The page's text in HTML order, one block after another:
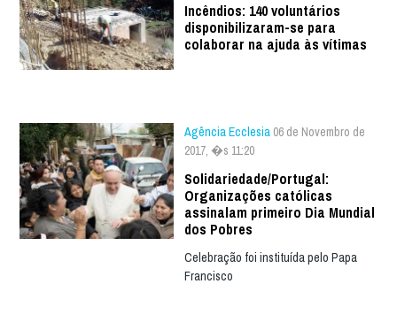
Incêndios: 140 voluntários
disponibilizaram-se para
colaborar na ajuda às vítimas
Agência Ecclesia 06 de Novembro de
2017, �s 11:20
Solidariedade/Portugal:
Organizações católicas
assinalam primeiro Dia Mundial
dos Pobres
Celebração foi instituída pelo Papa
Francisco